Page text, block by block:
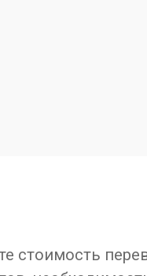
стоимость